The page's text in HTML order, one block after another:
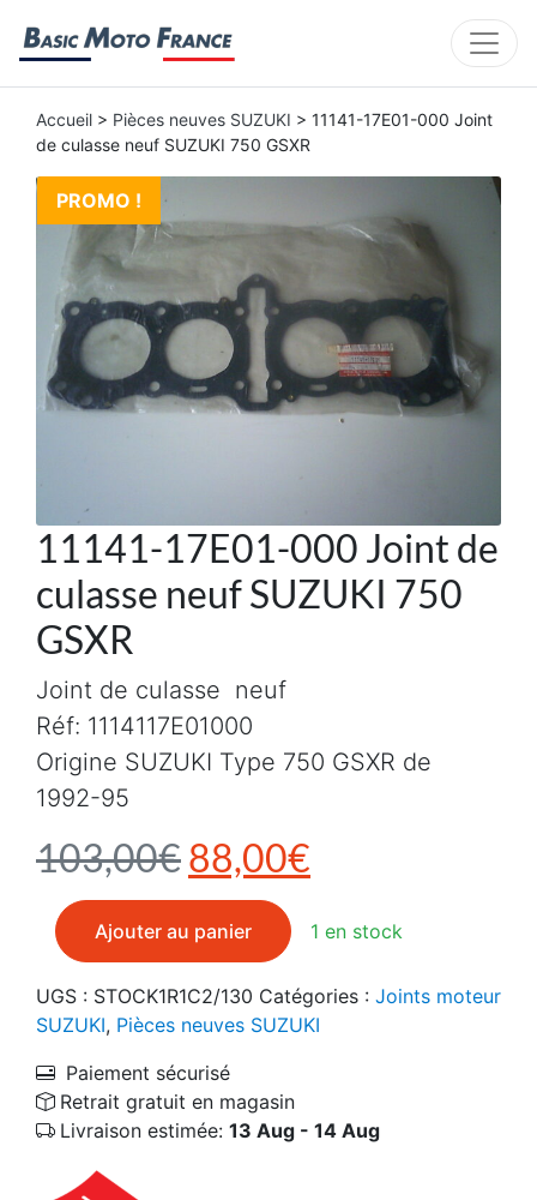
Accueil > Pièces neuves SUZUKI > 11141-17E01-000 Joint
de culasse neuf SUZUKI 750 GSXR
PROMO !
11141-17E01-000 Joint de
culasse neuf SUZUKI 750
GSXR
103,00€Le prix initial était :
88,00€
Joint de culasse neuf
Réf: 1114117E01000
Origine SUZUKI Type 750 GSXR de
1992-95
1 en stock
quantité de 11141-17E01-000 Joint de culasse neuf
Ajouter au panier
UGS : STOCK1R1C2/130 Catégories : Joints moteur
SUZUKI, Pièces neuves SUZUKI
Paiement sécurisé
Retrait gratuit en magasin
Livraison estimée: 13 Aug - 14 Aug